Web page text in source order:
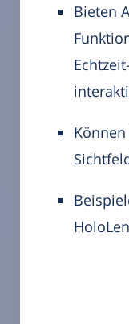
Bieten